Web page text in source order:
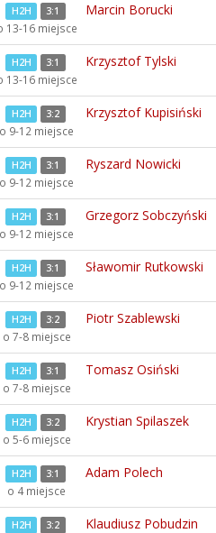
H2H 3:1 Marcin Borucki
13-16 miejsce
H2H 3:1 Krzysztof Tylski
13-16 miejsce
H2H 3:2 Krzysztof Kupisiński
o 9-12 miejsce
H2H 3:1 Ryszard Nowicki
o 9-12 miejsce
H2H 3:1 Grzegorz Sobczyński
o 9-12 miejsce
H2H 3:1 Sławomir Rutkowski
o 9-12 miejsce
H2H 3:2 Piotr Szablewski
o 7-8 miejsce
H2H 3:1 Tomasz Osiński
o 7-8 miejsce
H2H 3:2 Krystian Spilaszek
o 5-6 miejsce
H2H 3:1 Adam Polech
o 4 miejsce
H2H 3:2 Klaudiusz Pobudzin